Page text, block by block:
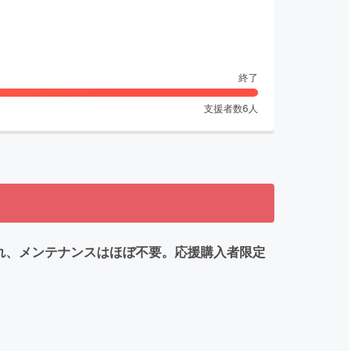
終了
支援者数6 人
メンテナンスはほぼ不要。応援購入者限定